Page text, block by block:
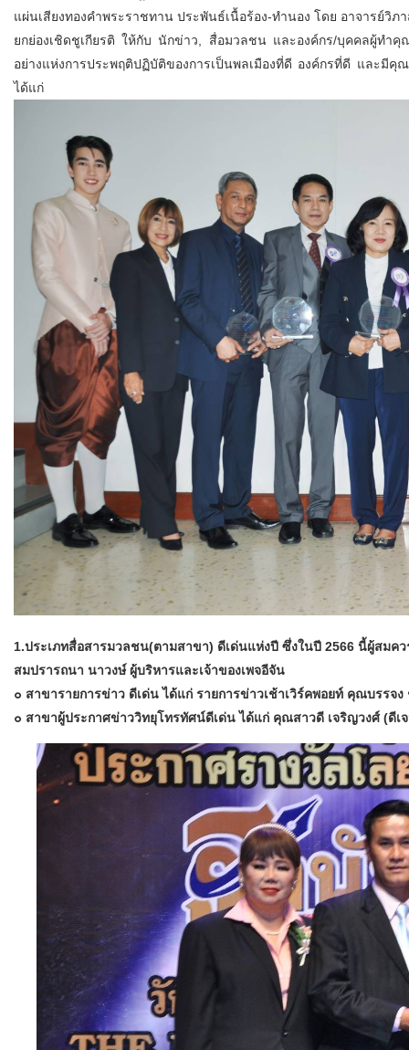
แผ่นเสียงทองคำพระราชทาน ประพันธ์เนื้อร้อง-ทำนอง โดย อาจารย์วิ
ยกย่องเชิดชูเกียรติ ให้กับ นักข่าว, สื่อมวลชน และองค์กร/บุคคลผู้ทำ
อย่างแห่งการประพฤติปฏิบัติของการเป็นพลเมืองที่ดี องค์กรที่ดี และมี
ได้แก่
1.ประเภทสื่อสารมวลชน(ตามสาขา) ดีเด่นแห่งปี ซึ่งในปี 2566 นี้ผู้สม
สมปรารถนา นาวงษ์ ผู้บริหารและเจ้าของเพจอีจัน
๐ สาขารายการข่าว ดีเด่น ได้แก่ รายการข่าวเช้าเวิร์คพอยท์ คุณบร
๐ สาขาผู้ประกาศข่าววิทยุโทรทัศน์ดีเด่น ได้แก่ คุณสาวดี เจริญวงศ์ (ดีเ